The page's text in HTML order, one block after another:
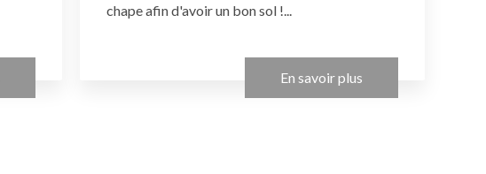
chape afin d'avoir un bon sol !...
En savoir plus